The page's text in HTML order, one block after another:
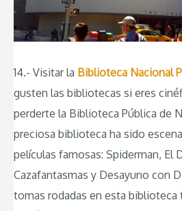
14.- Visitar la Biblioteca Nacional
gusten las bibliotecas si eres
perderte la Biblioteca Pública de
preciosa biblioteca ha sido
películas famosas: Spiderman, El
Cazafantasmas y Desayuno con
tomas rodadas en esta biblioteca